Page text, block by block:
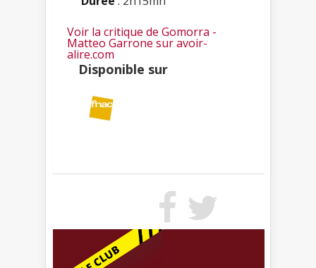
Voir la critique de Gomorra -
Matteo Garrone sur avoir-
alire.com
Disponible sur